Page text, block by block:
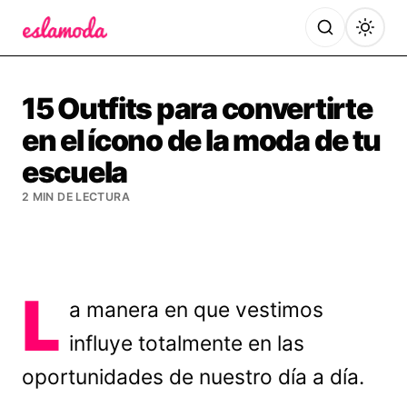
15 Outfits para convertirte
en el ícono de la moda de tu
escuela
2 MIN DE LECTURA
L a manera en que vestimos
influye totalmente en las
oportunidades de nuestro día a día.